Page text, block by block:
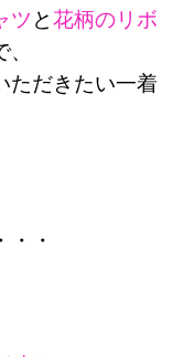
ツ と花柄のリボ
ただきたい一着
・